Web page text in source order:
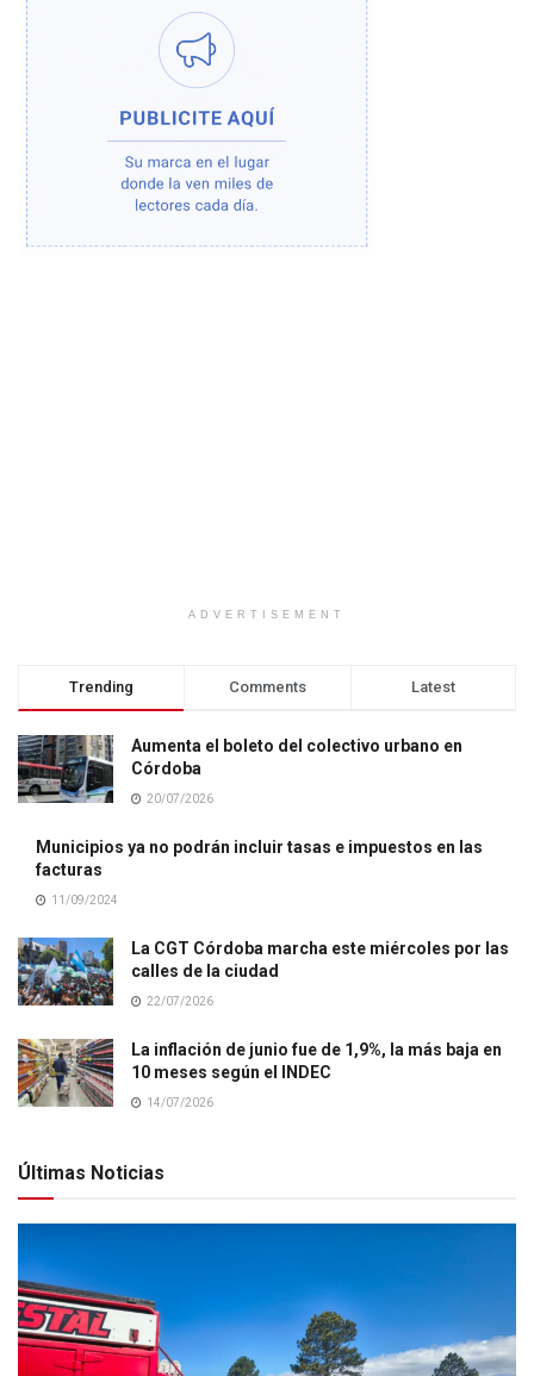
ADVERTISEMENT
Trending Comments Latest
Aumenta el boleto del colectivo urbano en
Córdoba
20/07/2026
Municipios ya no podrán incluir tasas e impuestos en las
facturas
11/09/2024
La CGT Córdoba marcha este miércoles por las
calles de la ciudad
22/07/2026
La inflación de junio fue de 1,9%, la más baja en
10 meses según el INDEC
14/07/2026
Últimas Noticias